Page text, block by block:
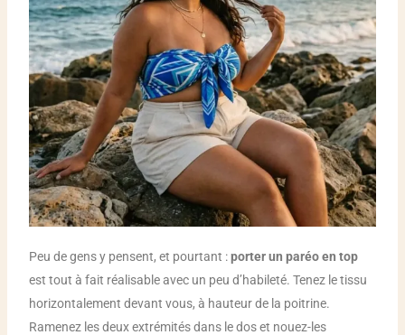
Peu de gens y pensent, et pourtant :porter un paréo en top
est tout à fait réalisable avec un peu d’habileté. Tenez le tissu
horizontalement devant vous, à hauteur de la poitrine.
Ramenez les deux extrémités dans le dos et nouez-les